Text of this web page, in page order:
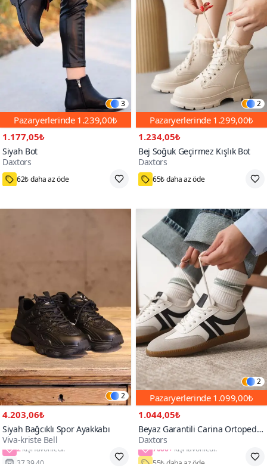
3
Pazaryerlerinde 1.239,00₺
1.177,05₺
Siyah Bot
Daxtors
27000+
62₺ daha az öde
2
Pazaryerlerinde 1.299,00₺
1.234,05₺
Bej Soğuk Geçirmez Kışlık Bot
Daxtors
4000+
65₺ daha az öde
2
4.203,06₺
Siyah Bağcıklı Spor Ayakkabı
Viva-kriste Bell
2
37,39,40
2
Pazaryerlerinde 1.099,00₺
1.044,05₺
Beyaz Garantili Carina Ortopedik
Sneaker Spor Ayakkabı
Daxtors
7000+
55₺ daha az öde